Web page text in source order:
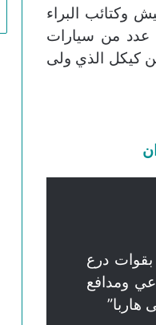
وكتائب البراء
عدد من سيارات
الخائن كيكل الذي ولى
درع
ومدافع